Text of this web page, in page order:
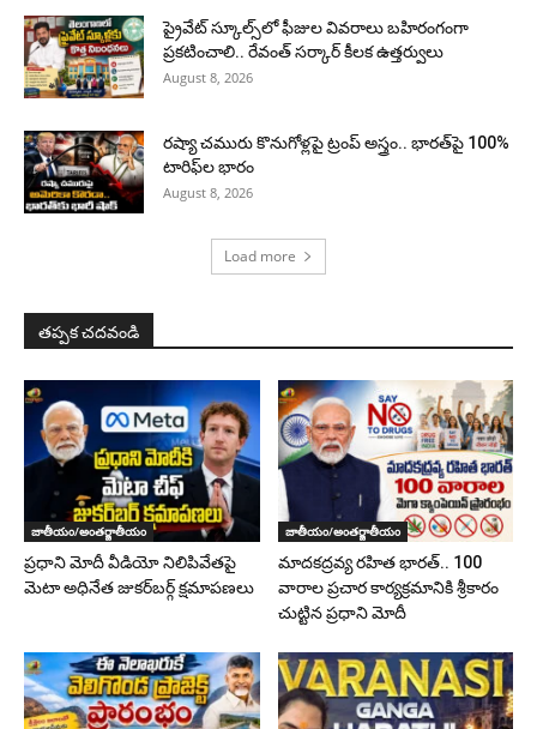
ప్రైవేట్ స్కూల్స్‌లో ఫీజుల వివరాలు బహిరంగంగా
ప్రకటించాలి.. రేవంత్ సర్కార్ కీలక ఉత్తర్వులు
August 8, 2026
రష్యా చమురు కొనుగోళ్లపై ట్రంప్ అస్త్రం.. భారత్‌పై 100%
టారిఫ్‌ల భారం
August 8, 2026
Load more
తప్పక చదవండి
జాతీయం/అంతర్జాతీయం
ప్రధాని మోదీ వీడియో నిలిపివేతపై
మెటా అధినేత జుకర్‌బర్గ్‌ క్షమాపణలు
జాతీయం/అంతర్జాతీయం
మాదకద్రవ్య రహిత భారత్.. 100
వారాల ప్రచార కార్యక్రమానికి శ్రీకారం
చుట్టిన ప్రధాని మోదీ